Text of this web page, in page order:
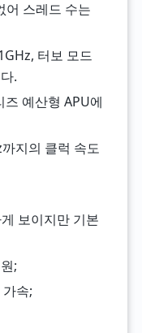
스레드 수는
터보 모드
.
예산형 APU에
지의 클럭 속도
보이지만 기본
;
속;